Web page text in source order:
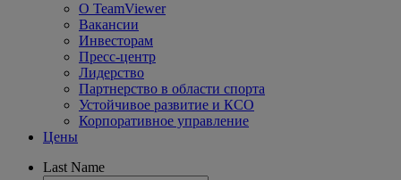
О TeamViewer
Вакансии
Инвесторам
Пресс-центр
Лидерство
Партнерство в области спорта
Устойчивое развитие и КСО
Корпоративное управление
Цены
Last Name